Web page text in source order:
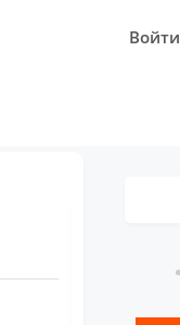
Войти